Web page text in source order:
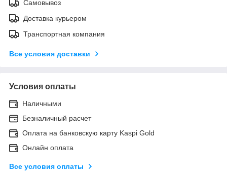
Самовывоз
Доставка курьером
Транспортная компания
Все условия доставки
Условия оплаты
Наличными
Безналичный расчет
Оплата на банковскую карту Kaspi Gold
Онлайн оплата
Все условия оплаты